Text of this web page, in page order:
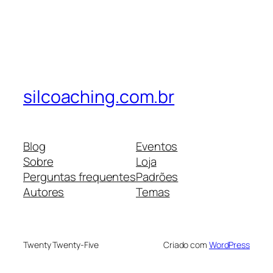
silcoaching.com.br
Blog
Sobre
Perguntas frequentes
Autores
Eventos
Loja
Padrões
Temas
Twenty Twenty-Five Criado com WordPress